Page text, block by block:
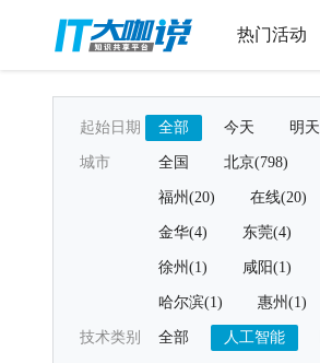
热门活动
起始日期 全部 今天 明天
城市 全国 北京(798)
福州(20) 在线(20)
金华(4) 东莞(4)
徐州(1) 咸阳(1)
哈尔滨(1) 惠州(1)
技术类别 全部 人工智能